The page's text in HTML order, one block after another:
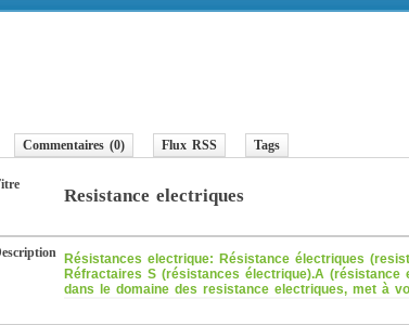
Commentaires (0) Flux RSS Tags
Resistance electriques
Résistances electrique: Résistance électriques
Réfractaires S (résistances électrique).A (résistance
dans le domaine des resistance electriques, met à